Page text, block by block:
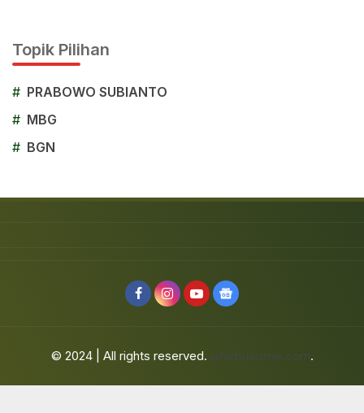
Topik Pilihan
# PRABOWO SUBIANTO
# MBG
# BGN
© 2024 | All rights reserved. jafarbuaisme.com.